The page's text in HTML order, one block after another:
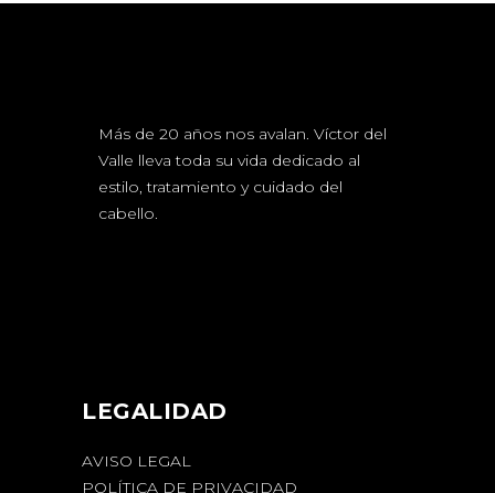
Más de 20 años nos avalan. Víctor del
Valle lleva toda su vida dedicado al
estilo, tratamiento y cuidado del
cabello.
LEGALIDAD
AVISO LEGAL
POLÍTICA DE PRIVACIDAD